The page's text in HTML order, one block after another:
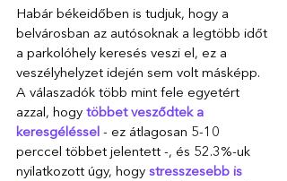
Habár békeidőben is tudjuk, hogy a
belvárosban az autósoknak a legtöbb időt
a parkolóhely keresés veszi el, ez a
veszélyhelyzet idején sem volt másképp.
A válaszadók több mint fele egyetért
azzal, hogy többet vesződtek a
keresgéléssel - ez átlagosan 5-10
perccel többet jelentett -, és 52.3%-uk
nyilatkozott úgy, hogy stresszesebb is